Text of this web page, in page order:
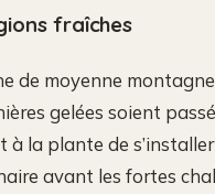
fraîches
de moyenne
gelées soient
la plante de
avant les fortes